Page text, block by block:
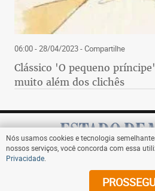
06:00 - 28/04/2023- Compartilhe
Clássico 'O pequeno
muito além dos clichês
Assine
Nós usamos cookies e tecnologia
nossos serviços, você concorda com essa
Privacidade